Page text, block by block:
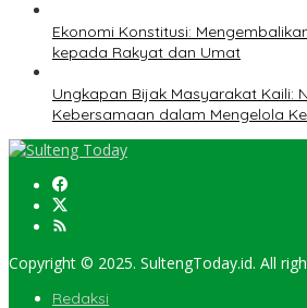
Ekonomi Konstitusi:
kepada Rakyat dan Umat
Ungkapan Bijak Masyarakat Kaili:
Kebersamaan dalam Mengelola
Copyright © 2025. SultengToday.id. All
Redaksi